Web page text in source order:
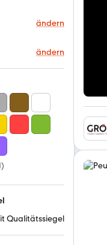
ändern
ändern
)
Qualitätssiegel